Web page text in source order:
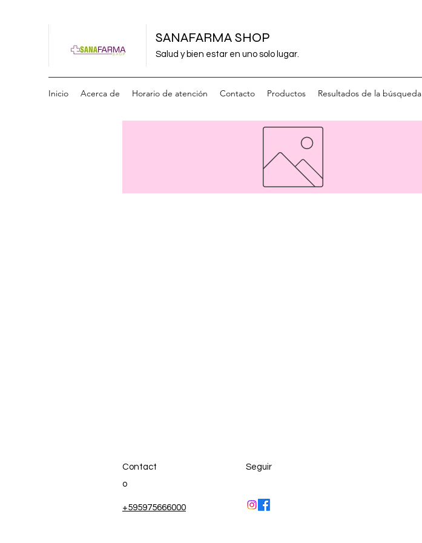
SANAFARMA SHOP
Salud y bien estar en uno solo lugar.
Inicio Acerca de Horario de atención Contacto Productos Resultados de la búsqueda
Contact
o
+595975666000
Seguir